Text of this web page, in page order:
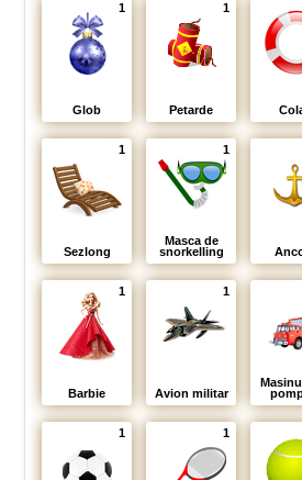
1
Glob
1
Petarde
1
Sezlong
1
Masca de
snorkelling
1
Barbie
1
Avion militar
1 1